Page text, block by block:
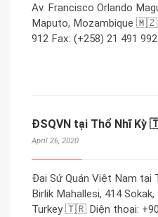
Av. Francisco Orlando
Maputo, Mozambique 🇲🇿
912 Fax: (+258) 21 491
ĐSQVN tại Thổ Nhĩ Kỳ
April 26, 2020
Đại Sứ Quán Việt Nam
Birlik Mahallesi, 414
Turkey 🇹🇷 Diện thoại: